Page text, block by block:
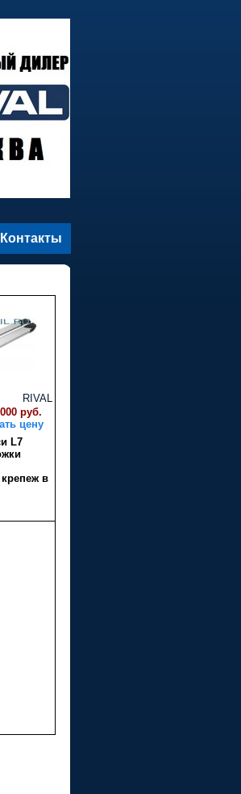
Контакты
RIVAL
руб.
цену
L7
в